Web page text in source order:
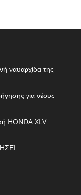
ναυαρχίδα της
για νέους
HONDA XLV